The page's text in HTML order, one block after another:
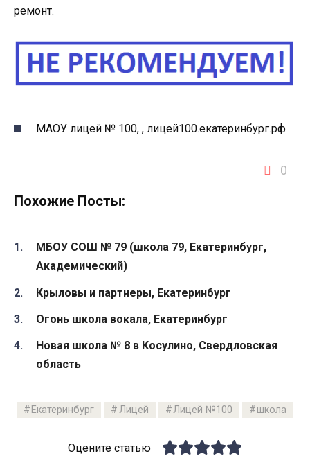
ремонт.
МАОУ лицей № 100, , лицей100.екатеринбург.рф
0
Похожие Посты:
МБОУ СОШ № 79 (школа 79, Екатеринбург,
Академический)
Крыловы и партнеры, Екатеринбург
Огонь школа вокала, Екатеринбург
Новая школа № 8 в Косулино, Свердловская
область
Екатеринбург Лицей Лицей №100 школа
Оцените статью